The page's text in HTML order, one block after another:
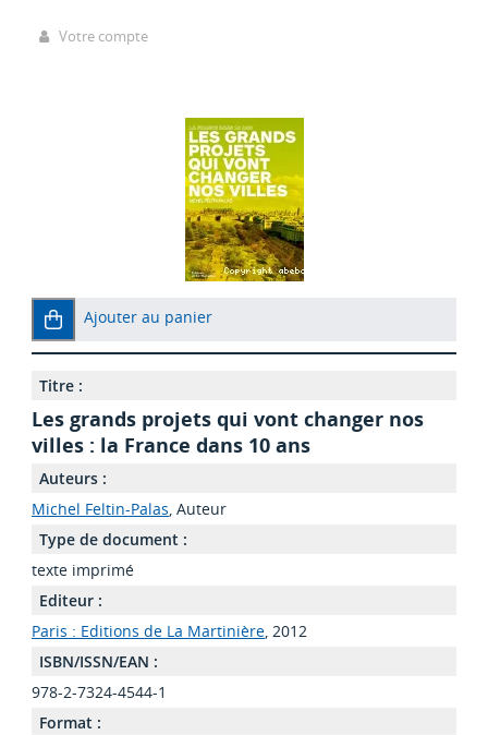
Votre compte
Ajouter au panier
Titre :
Les grands projets qui vont changer nos
villes : la France dans 10 ans
Auteurs :
Michel Feltin-Palas, Auteur
Type de document :
texte imprimé
Editeur :
Paris : Editions de La Martinière, 2012
ISBN/ISSN/EAN :
978-2-7324-4544-1
Format :